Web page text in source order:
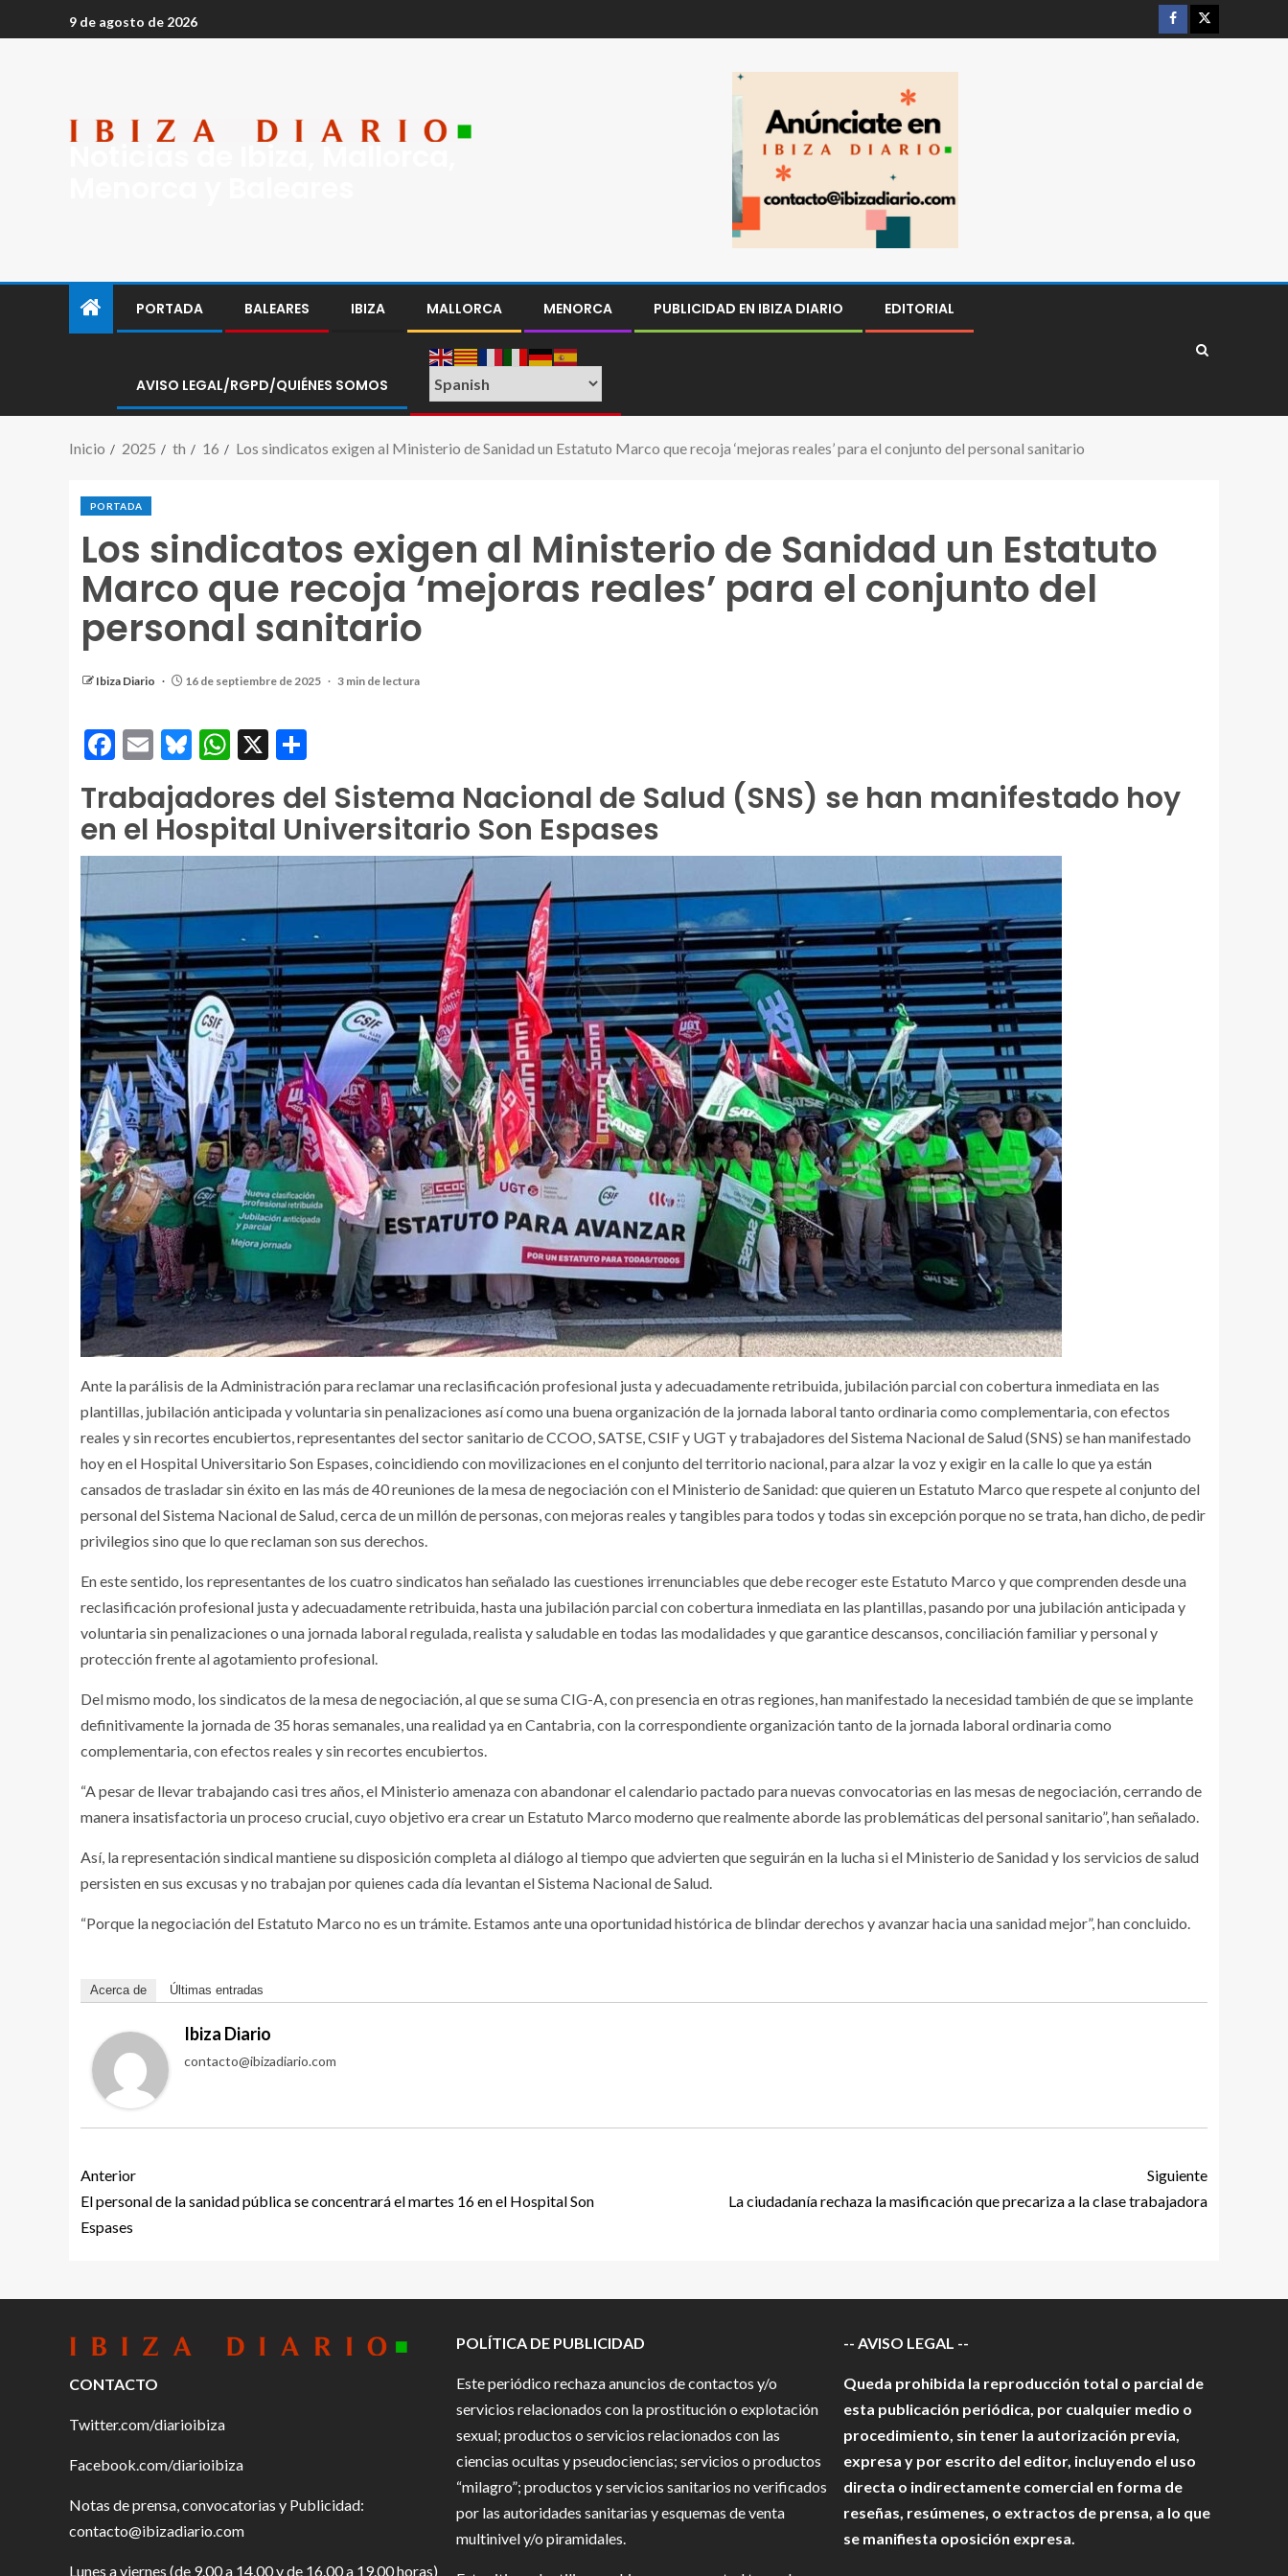
9 de agosto de 2026
PORTADA BALEARES IBIZA MALLORCA MENORCA PUBLICIDAD EN IBIZA DIARIO EDITORIAL
AVISO LEGAL/RGPD/QUIÉNES SOMOS
Inicio 2025 th 16 Los sindicatos exigen al Ministerio de Sanidad un Estatuto Marco que recoja ‘mejoras reales’ para el conjunto del personal sanitario
PORTADA
Los sindicatos exigen al Ministerio de Sanidad un Estatuto
Marco que recoja ‘mejoras reales’ para el conjunto del
personal sanitario
Ibiza Diario 16 de septiembre de 2025 3 min de lectura
Facebook
EmailBluesky
WhatsApp
X
Trabajadores del Sistema Nacional de Salud (SNS) se han manifestado hoy
en el Hospital Universitario Son Espases
Ante la parálisis de la Administración para reclamar una reclasificación profesional justa y adecuadamente retribuida, jubilación parcial con cobertura inmediata en las
plantillas, jubilación anticipada y voluntaria sin penalizaciones así como una buena organización de la jornada laboral tanto ordinaria como complementaria, con efectos
reales y sin recortes encubiertos, representantes del sector sanitario de CCOO, SATSE, CSIF y UGT y trabajadores del Sistema Nacional de Salud (SNS) se han manifestado
hoy en el Hospital Universitario Son Espases, coincidiendo con movilizaciones en el conjunto del territorio nacional, para alzar la voz y exigir en la calle lo que ya están
cansados de trasladar sin éxito en las más de 40 reuniones de la mesa de negociación con el Ministerio de Sanidad: que quieren un Estatuto Marco que respete al conjunto del
personal del Sistema Nacional de Salud, cerca de un millón de personas, con mejoras reales y tangibles para todos y todas sin excepción porque no se trata, han dicho, de pedir
privilegios sino que lo que reclaman son sus derechos.
En este sentido, los representantes de los cuatro sindicatos han señalado las cuestiones irrenunciables que debe recoger este Estatuto Marco y que comprenden desde una
reclasificación profesional justa y adecuadamente retribuida, hasta una jubilación parcial con cobertura inmediata en las plantillas, pasando por una jubilación anticipada y
voluntaria sin penalizaciones o una jornada laboral regulada, realista y saludable en todas las modalidades y que garantice descansos, conciliación familiar y personal y
protección frente al agotamiento profesional.
Del mismo modo, los sindicatos de la mesa de negociación, al que se suma CIG-A, con presencia en otras regiones, han manifestado la necesidad también de que se implante
definitivamente la jornada de 35 horas semanales, una realidad ya en Cantabria, con la correspondiente organización tanto de la jornada laboral ordinaria como
complementaria, con efectos reales y sin recortes encubiertos.
“A pesar de llevar trabajando casi tres años, el Ministerio amenaza con abandonar el calendario pactado para nuevas convocatorias en las mesas de negociación, cerrando de
manera insatisfactoria un proceso crucial, cuyo objetivo era crear un Estatuto Marco moderno que realmente aborde las problemáticas del personal sanitario”, han señalado.
Así, la representación sindical mantiene su disposición completa al diálogo al tiempo que advierten que seguirán en la lucha si el Ministerio de Sanidad y los servicios de salud
persisten en sus excusas y no trabajan por quienes cada día levantan el Sistema Nacional de Salud.
“Porque la negociación del Estatuto Marco no es un trámite. Estamos ante una oportunidad histórica de blindar derechos y avanzar hacia una sanidad mejor”, han concluido.
Acerca de Últimas entradas
Ibiza Diario
contacto@ibizadiario.com
Anterior
El personal de la sanidad pública se concentrará el martes 16 en el Hospital Son
Espases
Siguiente
La ciudadanía rechaza la masificación que precariza a la clase trabajadora
CONTACTO
Twitter.com/diarioibiza
Facebook.com/diarioibiza
Notas de prensa, convocatorias y Publicidad:
contacto@ibizadiario.com
Lunes a viernes (de 9.00 a 14.00 y de 16.00 a 19.00 horas)
POLÍTICA DE PUBLICIDAD
Este periódico rechaza anuncios de contactos y/o
servicios relacionados con la prostitución o explotación
sexual; productos o servicios relacionados con las
ciencias ocultas y pseudociencias; servicios o productos
“milagro”; productos y servicios sanitarios no verificados
por las autoridades sanitarias y esquemas de venta
multinivel y/o piramidales.
-- AVISO LEGAL --
Queda prohibida la reproducción total o parcial de
esta publicación periódica, por cualquier medio o
procedimiento, sin tener la autorización previa,
expresa y por escrito del editor, incluyendo el uso
directa o indirectamente comercial en forma de
reseñas, resúmenes, o extractos de prensa, a lo que
se manifiesta oposición expresa.